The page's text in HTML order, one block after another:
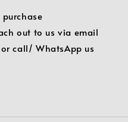
out to us via email
call/ WhatsApp us